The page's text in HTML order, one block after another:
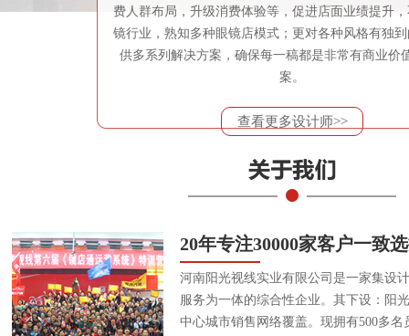
费人群布局，升级消费体验等，促进店面业绩提升
镜行业，熟知多种眼镜店模式；更对各种风格有独
供多系列解决方案，确保每一稿都是非常有商业价
案。
查看更多设计师>>
20年专注30000家客户一致
河南阳光视线实业有限公司是一家集设
服务为一体的综合性企业。其下设：阳
中心城市销售网络覆盖。现拥有500多